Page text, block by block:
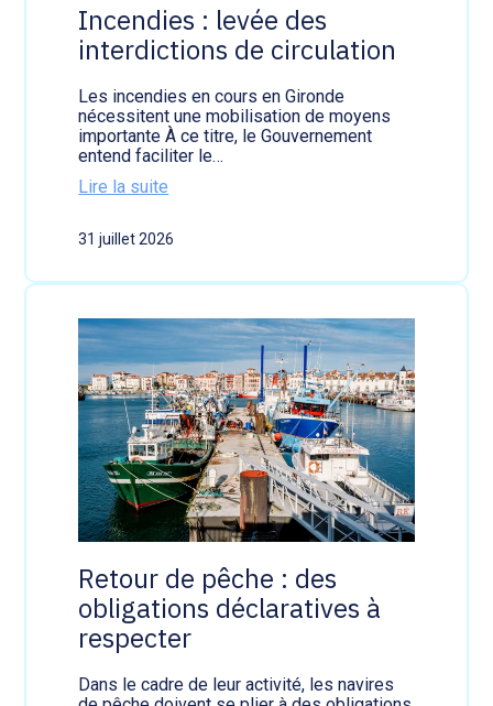
m
a
c
h
a
n
d
s
u
e
i
d
e
f
i
n
a
n
c
i
è
r
e
b
i
n
Incendies : levée des
interdictions de circulation
Les incendies en cours en Gironde
nécessitent une mobilisation de moyens
importante À ce titre, le Gouvernement
entend faciliter le…
Lire la suite
n
e
d
e
s
:
l
e
v
é
e
e
i
n
t
e
d
i
31 juillet 2026
Retour de pêche : des
obligations déclaratives à
respecter
Dans le cadre de leur activité, les navires